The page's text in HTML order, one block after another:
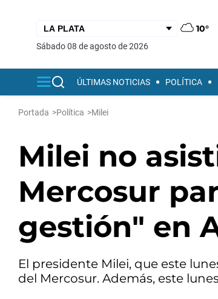
10°
sábado 08 de agosto de 2026
ÚLTIMAS NOTICIAS POLÍTICA
Portada >Política >Milei
Milei no
Mercosur
gestión" en
El presidente Milei, que este
del Mercosur. Además, este